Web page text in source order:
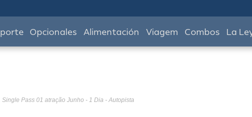
Opcionales Alimentación Viagem Combos La
Single Pass 01 atração Junho - 1 Dia - Autopista